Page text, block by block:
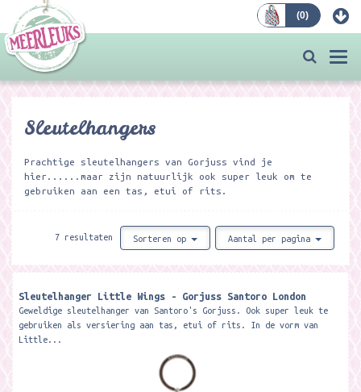
(0)
Sleutelhangers
Prachtige sleutelhangers van Gorjuss vind je
hier......maar zijn natuurlijk ook super leuk om te
gebruiken aan een tas, etui of rits.
7 resultaten Sorteren op Aantal per pagina
Sleutelhanger Little Wings - Gorjuss Santoro London
Geweldige sleutelhanger van Santoro's Gorjuss. Ook super leuk te
gebruiken als versiering aan tas, etui of rits. In de vorm van
Little...